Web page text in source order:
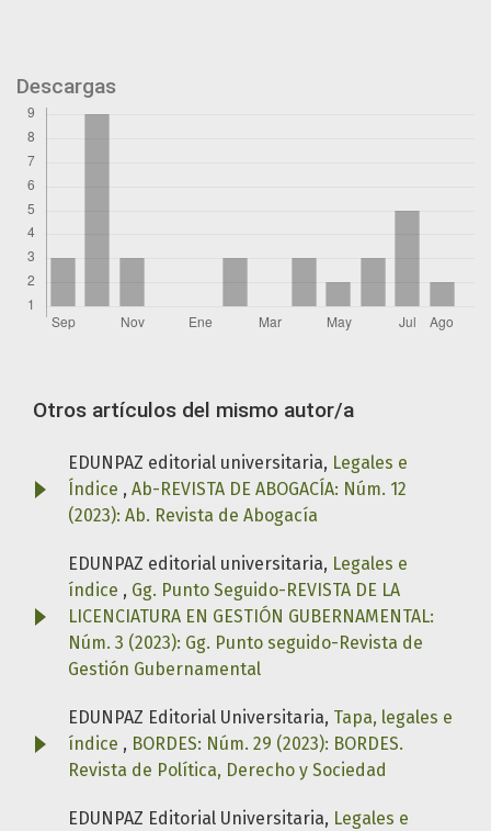
Descargas
Otros artículos del mismo autor/a
EDUNPAZ editorial universitaria, Legales e
Índice , Ab-REVISTA DE ABOGACÍA: Núm. 12
(2023): Ab. Revista de Abogacía
EDUNPAZ editorial universitaria, Legales e
índice , Gg. Punto Seguido-REVISTA DE LA
LICENCIATURA EN GESTIÓN GUBERNAMENTAL:
Núm. 3 (2023): Gg. Punto seguido-Revista de
Gestión Gubernamental
EDUNPAZ Editorial Universitaria, Tapa, legales e
índice , BORDES: Núm. 29 (2023): BORDES.
Revista de Política, Derecho y Sociedad
EDUNPAZ Editorial Universitaria, Legales e